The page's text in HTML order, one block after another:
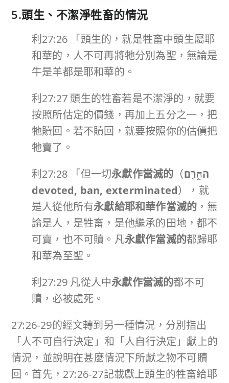
5.頭生、不潔淨牲畜的情況
利27:26 「頭生的，就是牲畜中頭生屬耶
和華的，人不可再將牠分別為聖，無論是
牛是羊都是耶和華的。
利27:27 頭生的牲畜若是不潔淨的，就要
按照所估定的價錢，再加上五分之一，把
牠贖回。若不贖回，就要按照你的估價把
牠賣了。
利27:28 「但一切永獻作當滅的 （הַחֵ֑רֶם
devoted, ban, exterminated），就
是人從他所有永獻給耶和華作當滅的 ，無
論是人，是牲畜，是他繼承的田地，都不
可賣，也不可贖。凡永獻作當滅的都歸耶
和華為至聖。
利27:29 凡從人中永獻作當滅的都不可
贖，必被處死。
27:26-29的經文轉到另一種情況，分別指出
「人不可自行決定」和「人自行決定」獻上的
情況，並說明在甚麼情況下所獻之物不可贖
回。首先，27:26-27記載獻上頭生的牲畜給耶